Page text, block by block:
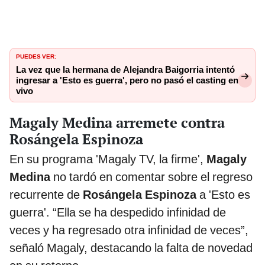
PUEDES VER:
La vez que la hermana de Alejandra Baigorria intentó
ingresar a 'Esto es guerra', pero no pasó el casting en
vivo
Magaly Medina arremete contra
Rosángela Espinoza
En su programa 'Magaly TV, la firme', Magaly
Medinano tardó en comentar sobre el regreso
recurrente de Rosángela Espinozaa 'Esto es
guerra'. “Ella se ha despedido infinidad de
veces y ha regresado otra infinidad de veces”,
señaló Magaly, destacando la falta de novedad